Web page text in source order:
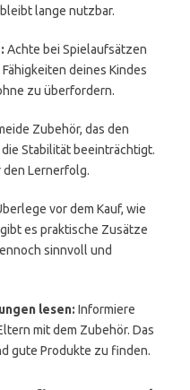
lange nutzbar.
Achte bei Spielaufsätzen
deines Kindes
zu überfordern.
Zubehör, das den
Stabilität beeinträchtigt.
den Lernerfolg.
vor dem Kauf, wie
es praktische Zusätze
sinnvoll und
lesen: Informiere
mit dem Zubehör. Das
gute Produkte zu finden.